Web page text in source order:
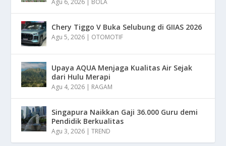
Agu 6, 2026 | BOLA
Chery Tiggo V Buka Selubung di GIIAS 2026
Agu 5, 2026 | OTOMOTIF
Upaya AQUA Menjaga Kualitas Air Sejak
dari Hulu Merapi
Agu 4, 2026 | RAGAM
Singapura Naikkan Gaji 36.000 Guru demi
Pendidik Berkualitas
Agu 3, 2026 |TREND